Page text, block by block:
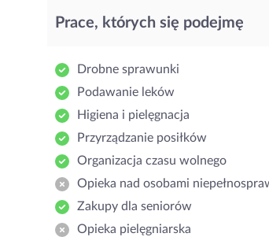
Prace, których się podejmę
Drobne sprawunki
Podawanie leków
Higiena i pielęgnacja
Przyrządzanie posiłków
Organizacja czasu wolnego
Opieka nad osobami
Zakupy dla seniorów
Opieka pielęgniarska